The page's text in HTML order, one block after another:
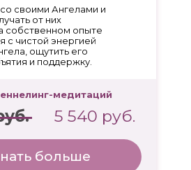
5 540 руб.
своими Ангелами и
от них
собственном опыте
с чистой энергией
ощутить его
и поддержку.
медитаций
больше